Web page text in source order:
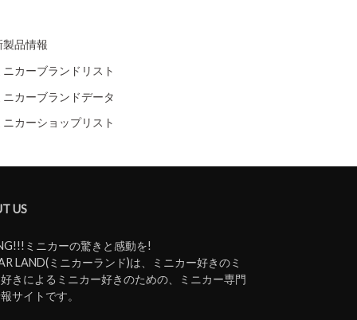
製品情報
ニカーブランドリスト
ニカーブランドデータ
ニカーショップリスト
US
ミニカーの驚きと感動を!
LAND(ミニカーランド)は、ミニカー好きのミ
きによるミニカー好きのための、ミニカー専門
サイトです。